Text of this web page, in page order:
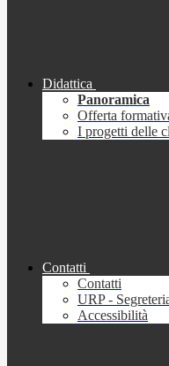
Didattica
Panoramica
Offerta
I progetti delle
Contatti
Contatti
URP -
Accessibilità